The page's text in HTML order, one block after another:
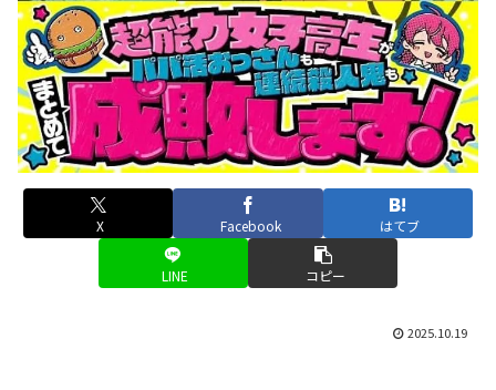
X Facebook はてブ
LINE コピー
2025.10.19